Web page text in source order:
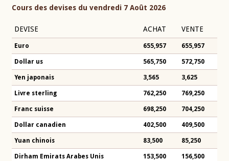
Cours des devises du vendredi 7 Août 2026
DEVISE ACHAT VENTE
Euro 655,957 655,957
Dollar us 565,750 572,750
Yen japonais 3,565 3,625
Livre sterling 762,250 769,250
Franc suisse 698,250 704,250
Dollar canadien 402,500 409,500
Yuan chinois 83,500 85,250
Dirham Emirats Arabes Unis 153,500 156,500